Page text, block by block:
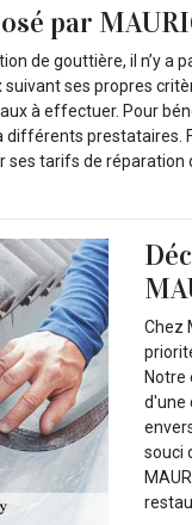
par
de gouttière, il n’y
suivant ses propres
à effectuer. Pour
différents prestataires.
ses tarifs de
Chez
Notre
d'une
souci